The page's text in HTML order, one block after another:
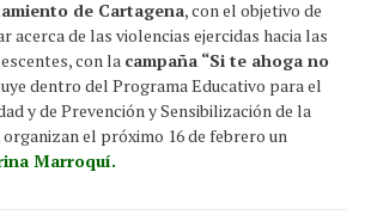
de Cartagena, con el objetivo de
acerca de las violencias ejercidas hacia las
con la campaña “Si te ahoga no
dentro del Programa Educativo para el
y de Prevención y Sensibilización de la
el próximo 16 de febrero un
Marroquí.